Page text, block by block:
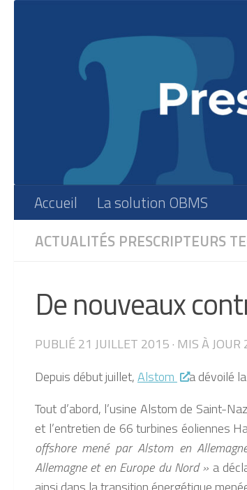
Accueil
La solution OBMS
ACTUALITÉS PRESCRIPTEURS
De nouveaux
PUBLIÉ21 JUILLET 2015· MIS À JOUR
Depuis début juillet,Alstom
a dévoilé
Tout d’abord, l’usine Alstom de Saint-
et l’entretien de 66 turbines éoliennes
offshore mené par Alstom en
Allemagne et en Europe du Nord » a